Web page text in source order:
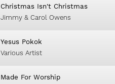
Christmas Isn't Christmas
Jimmy & Carol Owens
Yesus Pokok
Various Artist
Made For Worship